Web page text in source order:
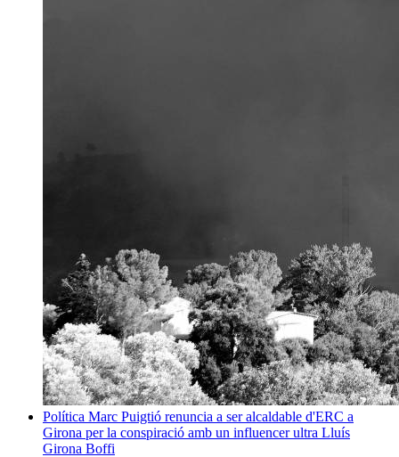
Política Marc Puigtió renuncia a ser alcaldable d'ERC a
Girona per la conspiració amb un influencer ultra Lluís
Girona Boffi